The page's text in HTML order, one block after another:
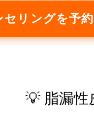
セリングを予約
💡 脂漏性